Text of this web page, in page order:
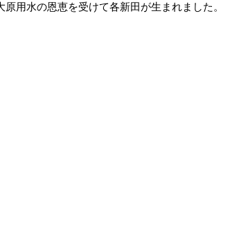
用水の恩恵を受けて各新田が生まれました。